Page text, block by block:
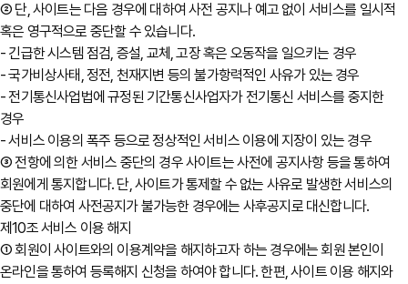
② 단, 사이트는 다음 경우에 대하여 사전 공지나 예고 없이 서비스를 일시적
혹은 영구적으로 중단할 수 있습니다.
- 긴급한 시스템 점검, 증설, 교체, 고장 혹은 오동작을 일으키는 경우
- 국가비상사태, 정전, 천재지변 등의 불가항력적인 사유가 있는 경우
- 전기통신사업법에 규정된 기간통신사업자가 전기통신 서비스를 중지한
경우
- 서비스 이용의 폭주 등으로 정상적인 서비스 이용에 지장이 있는 경우
③ 전항에 의한 서비스 중단의 경우 사이트는 사전에 공지사항 등을 통하여
회원에게 통지합니다. 단, 사이트가 통제할 수 없는 사유로 발생한 서비스의
중단에 대하여 사전공지가 불가능한 경우에는 사후공지로 대신합니다.
제10조 서비스 이용 해지
① 회원이 사이트와의 이용계약을 해지하고자 하는 경우에는 회원 본인이
온라인을 통하여 등록해지 신청을 하여야 합니다. 한편, 사이트 이용 해지와